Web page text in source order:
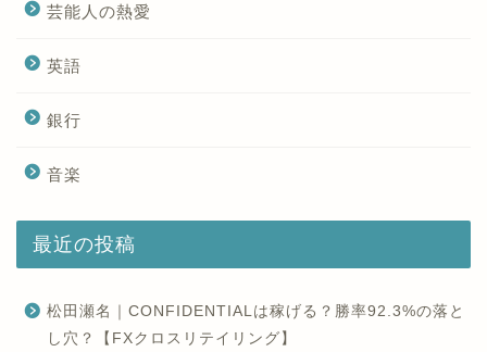
芸能人の熱愛
英語
銀行
音楽
最近の投稿
松田瀬名｜CONFIDENTIALは稼げる？勝率92.3%の落と
し穴？【FXクロスリテイリング】